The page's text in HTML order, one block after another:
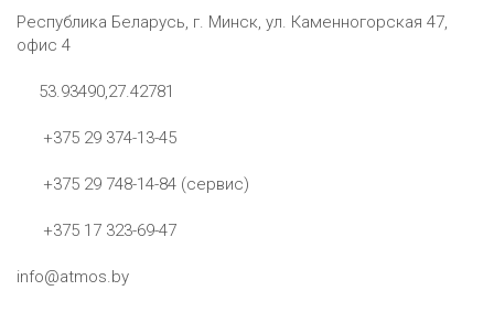
Республика Беларусь, г. Минск, ул. Каменногорская 47,
офис 4
53.93490,27.42781
+375 29 374-13-45
+375 29 748-14-84 (сервис)
+375 17 323-69-47
info@atmos.by